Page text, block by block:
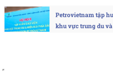
Petrovietnam tập
khu vực trung du